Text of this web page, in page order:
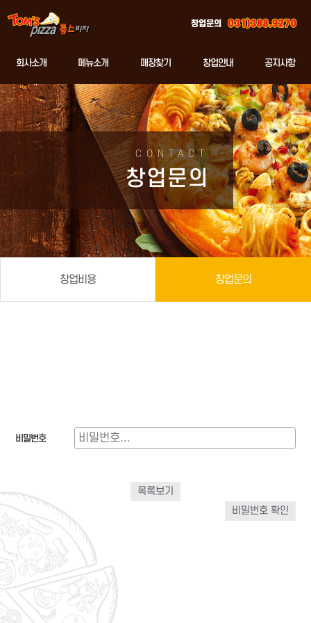
회사소개 메뉴소개 매장찾기 창업안내 공지사항
창업문의
CONTACT
창업문의
창업비용 창업문의
비밀번호
목록보기
비밀번호 확인